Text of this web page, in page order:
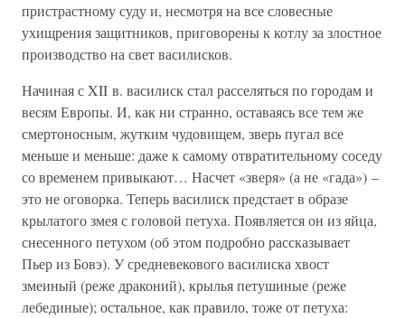
пристрастному суду и, несмотря на все словесные
ухищрения защитников, приговорены к котлу за злостное
производство на свет василисков.
Начиная с XII в. василиск стал расселяться по городам и
весям Европы. И, как ни странно, оставаясь все тем же
смертоносным, жутким чудовищем, зверь пугал все
меньше и меньше: даже к самому отвратительному соседу
со временем привыкают… Насчет «зверя» (а не «гада») –
это не оговорка. Теперь василиск предстает в образе
крылатого змея с головой петуха. Появляется он из яйца,
снесенного петухом (об этом подробно рассказывает
Пьер из Бовэ). У средневекового василиска хвост
змеиный (реже драконий), крылья петушиные (реже
лебединые); остальное, как правило, тоже от петуха: